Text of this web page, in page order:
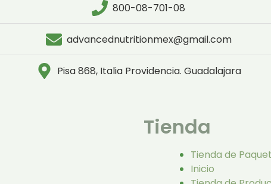
800-08-701-08
advancednutritionmex@gmail.com
Pisa 868, Italia Providencia. Guadalajara
Tienda
Tienda de
Inicio